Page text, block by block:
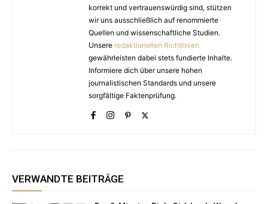
korrekt und vertrauenswürdig sind, stützen
wir uns ausschließlich auf renommierte
Quellen und wissenschaftliche Studien.
Unsere redaktionellen Richtlinien
gewährleisten dabei stets fundierte Inhalte.
Informiere dich über unsere hohen
journalistischen Standards und unsere
sorgfältige Faktenprüfung.
VERWANDTE BEITRÄGE